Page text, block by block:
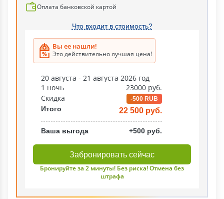
Оплата банковской картой
Что входит в стоимость?
Вы ее нашли!
Это действительно лучшая цена!
20 августа - 21 августа 2026 год
1 ночь
23000 руб.
Скидка
-500 RUB
Итого 22 500 руб.
Ваша выгода +500 руб.
Забронировать сейчас
Бронируйте за 2 минуты! Без риска! Отмена без
штрафа